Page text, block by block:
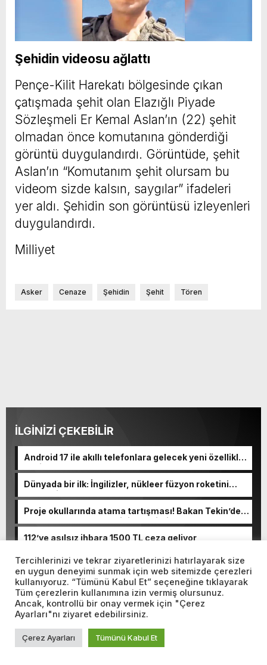
Şehidin videosu ağlattı
Pençe-Kilit Harekatı bölgesinde çıkan
çatışmada şehit olan Elazığlı Piyade
Sözleşmeli Er Kemal Aslan’ın (22) şehit
olmadan önce komutanına gönderdiği
görüntü duygulandırdı. Görüntüde, şehit
Aslan’ın “Komutanım şehit olursam bu
videom sizde kalsın, saygılar” ifadeleri
yer aldı. Şehidin son görüntüsü izleyenleri
duygulandırdı.
Milliyet
Asker Cenaze Şehidin Şehit Tören
İLGİNİZİ ÇEKEBİLİR
Android 17 ile akıllı telefonlara gelecek yeni özellikler
belli oldu
Dünyada bir ilk: İngilizler, nükleer füzyon roketini
ateşledi
Proje okullarında atama tartışması! Bakan Tekin’den
“Sıkıntı yaşanmaması için takvimi erken başlattık”
112’ye asılsız ihbara 1500 TL ceza geliyor
ABD’de gözaltına alınmıştı! Rümeysa Öztürk
öldürüleceğini düşünmüş
YORUM YAP
Yorum yapabilmek için girişyapmalısınız.
Tercihlerinizi ve tekrar ziyaretlerinizi hatırlayarak size
en uygun deneyimi sunmak için web sitemizde çerezleri
kullanıyoruz. “Tümünü Kabul Et” seçeneğine tıklayarak
Tüm çerezlerin kullanımına izin vermiş olursunuz.
Ancak, kontrollü bir onay vermek için "Çerez
Ayarları"nı ziyaret edebilirsiniz.
Çerez Ayarları Tümünü Kabul Et